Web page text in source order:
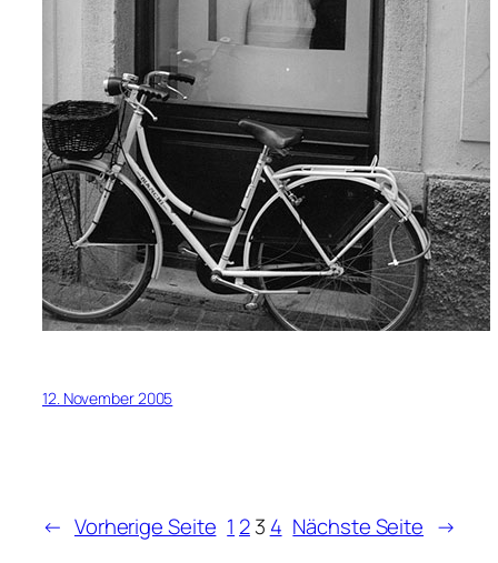
12. November 2005
← Vorherige Seite 1 23 4 Nächste Seite →